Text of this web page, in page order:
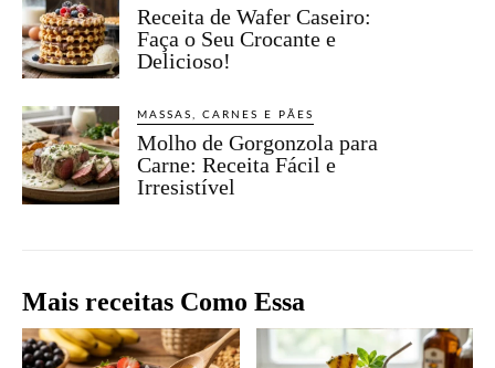
Receita de Wafer Caseiro:
Faça o Seu Crocante e
Delicioso!
MASSAS, CARNES E PÃES
Molho de Gorgonzola para
Carne: Receita Fácil e
Irresistível
Mais receitas Como Essa